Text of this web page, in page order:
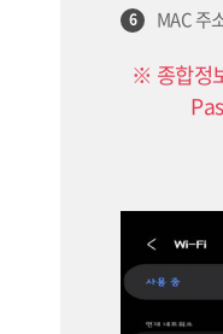
6 MAC 주
※ 종합정